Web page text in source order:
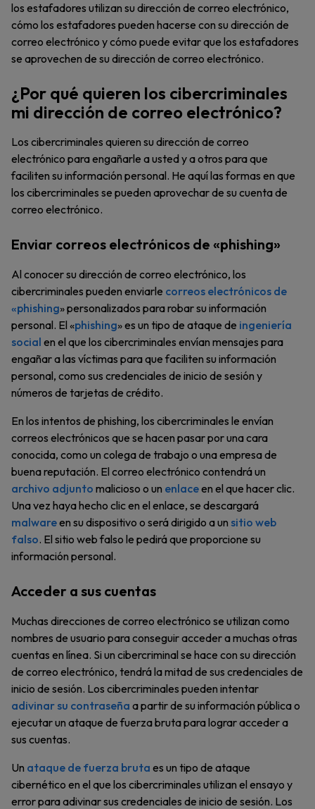
los estafadores utilizan su dirección de correo electrónico,
cómo los estafadores pueden hacerse con su dirección de
correo electrónico y cómo puede evitar que los estafadores
se aprovechen de su dirección de correo electrónico.
¿Por qué quieren los cibercriminales
mi dirección de correo electrónico?
Los cibercriminales quieren su dirección de correo
electrónico para engañarle a usted y a otros para que
faciliten su información personal. He aquí las formas en que
los cibercriminales se pueden aprovechar de su cuenta de
correo electrónico.
Enviar correos electrónicos de «phishing»
Al conocer su dirección de correo electrónico, los
cibercriminales pueden enviarle correos electrónicos de
«phishing» personalizados para robar su información
personal. El «phishing» es un tipo de ataque de ingeniería
social en el que los cibercriminales envían mensajes para
engañar a las víctimas para que faciliten su información
personal, como sus credenciales de inicio de sesión y
números de tarjetas de crédito.
En los intentos de phishing, los cibercriminales le envían
correos electrónicos que se hacen pasar por una cara
conocida, como un colega de trabajo o una empresa de
buena reputación. El correo electrónico contendrá un
archivo adjunto malicioso o un enlaceen el que hacer clic.
Una vez haya hecho clic en el enlace, se descargará
malwareen su dispositivo o será dirigido a un sitio web
falso. El sitio web falso le pedirá que proporcione su
información personal.
Acceder a sus cuentas
Muchas direcciones de correo electrónico se utilizan como
nombres de usuario para conseguir acceder a muchas otras
cuentas en línea. Si un cibercriminal se hace con su dirección
de correo electrónico, tendrá la mitad de sus credenciales de
inicio de sesión. Los cibercriminales pueden intentar
adivinar su contraseña a partir de su información pública o
ejecutar un ataque de fuerza bruta para lograr acceder a
sus cuentas.
Un ataque de fuerza bruta es un tipo de ataque
cibernético en el que los cibercriminales utilizan el ensayo y
error para adivinar sus credenciales de inicio de sesión. Los